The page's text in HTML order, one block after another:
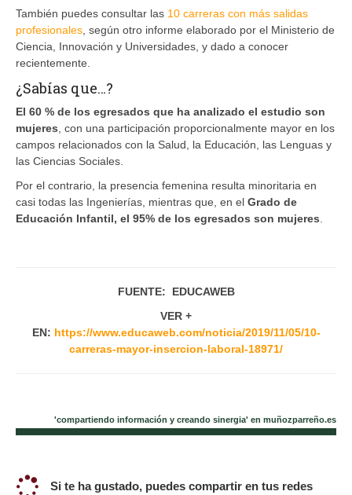
También puedes consultar las 10 carreras con más salidas
profesionales , según otro informe elaborado por el Ministerio de
Ciencia, Innovación y Universidades, y dado a conocer
recientemente.
¿Sabías que…?
El 60 % de los egresados que ha analizado el estudio son
mujeres , con una participación proporcionalmente mayor en los
campos relacionados con la Salud, la Educación, las Lenguas y
las Ciencias Sociales.
Por el contrario, la presencia femenina resulta minoritaria en
casi todas las Ingenierías, mientras que, en el Grado de
Educación Infantil, el 95% de los egresados son mujeres
FUENTE: EDUCAWEB
VER +
EN: https://www.educaweb.com/noticia/2019/11/05/10-
carreras-mayor-insercion-laboral-18971/
'compartiendo información y creando sinergia' en muñozparreño.es
Si te ha gustado, puedes compartir en tus redes